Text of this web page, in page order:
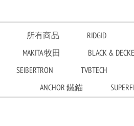
所有商品 RIDGID
MAKITA 牧田
BLACK &
SEIBERTRON
TVBTECH
ANCHOR 鐵錨